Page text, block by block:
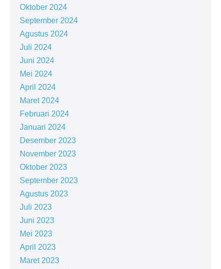
Oktober 2024
September 2024
Agustus 2024
Juli 2024
Juni 2024
Mei 2024
April 2024
Maret 2024
Februari 2024
Januari 2024
Desember 2023
November 2023
Oktober 2023
September 2023
Agustus 2023
Juli 2023
Juni 2023
Mei 2023
April 2023
Maret 2023